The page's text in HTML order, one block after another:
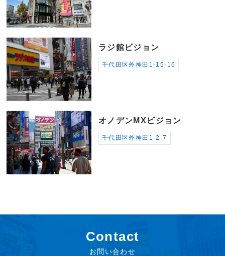
ラジ館ビジョン
千代田区外神田1-15-16
オノデンMXビジョン
千代田区外神田1-2-7
Contact
お問い合わせ